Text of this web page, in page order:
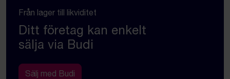
Från lager till likviditet
Ditt företag kan enkelt
sälja via Budi
Sälj med Budi